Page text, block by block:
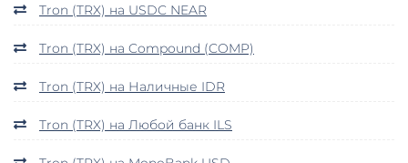
Tron (TRX) на USDC NEAR
Tron (TRX) на Compound (COMP)
Tron (TRX) на Наличные IDR
Tron (TRX) на Любой банк ILS